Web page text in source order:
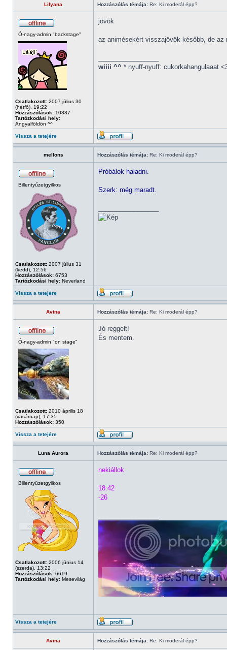
Lilyana Hozzászólás témája: Re: Ki moderál épp?
Ó-nagy-admin "backstage"
Csatlakozott: 2007 július 30
(hétfő), 19:22
Hozzászólások: 10887
Tartózkodási hely:
Angyalföldön ^^
jövök
az animésekért visszajövök később, de az
wiiii ^^ * nyuff-nyuff: cukorkahangulaaat
Vissza a tetejére
mellons Hozzászólás témája: Re: Ki moderál épp?
Billentyűzetgyilkos
Csatlakozott: 2007 július 31
(kedd), 12:56
Hozzászólások: 6753
Tartózkodási hely: Neverland
Próbálok haladni.
Szerk: még maradt.
Vissza a tetejére
Avina Hozzászólás témája: Re: Ki moderál épp?
Ó-nagy-admin "on stage"
Csatlakozott: 2010 április 18
(vasárnap), 17:35
Hozzászólások: 350
Jó reggelt!
És mentem.
Vissza a tetejére
Luna Aurora Hozzászólás témája: Re: Ki moderál épp?
Billentyűzetgyilkos
Csatlakozott: 2006 június 14
(szerda), 13:22
Hozzászólások: 6619
Tartózkodási hely: Mesevilág
nekiállok
18:42
-26
Vissza a tetejére
Avina Hozzászólás témája: Re: Ki moderál épp?